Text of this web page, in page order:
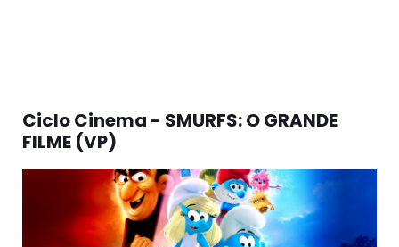
Ciclo Cinema - SMURFS: O GRANDE
FILME (VP)